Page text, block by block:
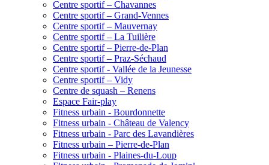
Centre sportif – Chavannes
Centre sportif – Grand-Vennes
Centre sportif – Mauvernay
Centre sportif – La Tuilière
Centre sportif – Pierre-de-Plan
Centre sportif – Praz-Séchaud
Centre sportif - Vallée de la Jeunesse
Centre sportif – Vidy
Centre de squash – Renens
Espace Fair-play
Fitness urbain - Bourdonnette
Fitness urbain - Château de Valency
Fitness urbain - Parc des Lavandières
Fitness urbain – Pierre-de-Plan
Fitness urbain - Plaines-du-Loup